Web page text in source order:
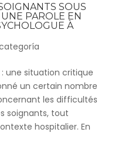
SOUS
PAROLE EN
À
une situation critique
un certain nombre
les difficultés
soignants, tout
hospitalier. En